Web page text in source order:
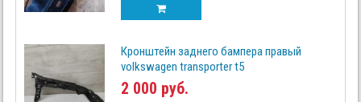
Кронштейн заднего бампера правый
volkswagen transporter t5
2 000 руб.